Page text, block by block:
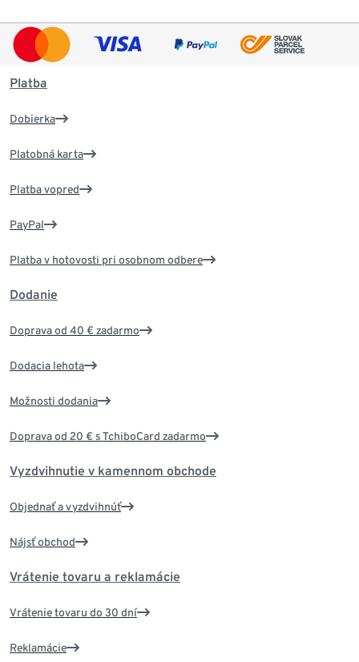
Platba
Dobierka
Platobná karta
Platba vopred
PayPal
Platba v hotovosti pri osobnom odbere
Dodanie
Doprava od 40 € zadarmo
Dodacia lehota
Možnosti dodania
Doprava od 20 € s TchiboCard zadarmo
Vyzdvihnutie v kamennom obchode
Objednať a vyzdvihnúť
Nájsť obchod
Vrátenie tovaru a reklamácie
Vrátenie tovaru do 30 dní
Reklamácie